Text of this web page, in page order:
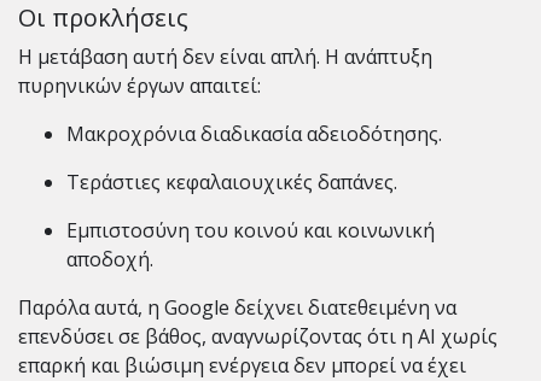
Οι προκλήσεις
Η μετάβαση αυτή δεν είναι απλή. Η ανάπτυξη
πυρηνικών έργων απαιτεί:
Μακροχρόνια διαδικασία αδειοδότησης.
Τεράστιες κεφαλαιουχικές δαπάνες.
Εμπιστοσύνη του κοινού και κοινωνική
αποδοχή.
Παρόλα αυτά, η Google δείχνει διατεθειμένη να
επενδύσει σε βάθος, αναγνωρίζοντας ότι η AI χωρίς
επαρκή και βιώσιμη ενέργεια δεν μπορεί να έχει